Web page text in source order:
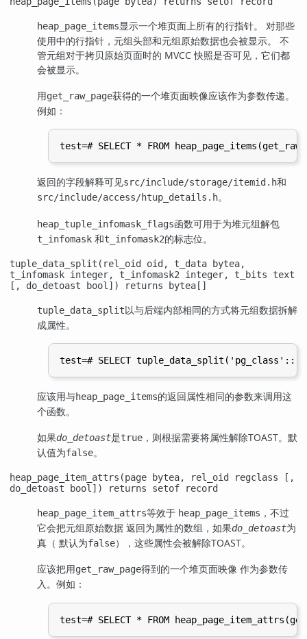
heap_page_items显示一个堆页面上所有的行指针。 对那些
使用中的行指针，元组头部和元组原始数据也会被显示。 不
管元组对于拷贝原始页面时的 MVCC 快照是否可见，它们都
会被显示。
用get_raw_page获得的一个堆页面映像应该作为参数传递。
例如：
返回的字段解释可见src/include/storage/itemid.h和
src/include/access/htup_details.h。
heap_tuple_infomask_flags函数可用于为堆元组解包
t_infomask 和t_infomask2的标志位。
tuple_data_split(rel_oid oid, t_data bytea,
t_infomask integer, t_infomask2 integer, t_bits text
[, do_detoast bool]) returns bytea[]
tuple_data_split以与后端内部相同的方式将元组数据拆解
成属性。
应该用与heap_page_items的返回属性相同的参数来调用这
个函数。
如果do_detoast是true ，则根据需要将属性解除TOAST。默
认值为false。
heap_page_item_attrs(page bytea, rel_oid regclass [,
do_detoast bool]) returns setof record
heap_page_item_attrs等效于 heap_page_items ，不过
它会把元组原始数据 返回为属性的数组，如果do_detoast为
真（ 默认为false），这些属性会被解除TOAST。
应该把用get_raw_page得到的一个堆页面映像 作为参数传
入。例如：